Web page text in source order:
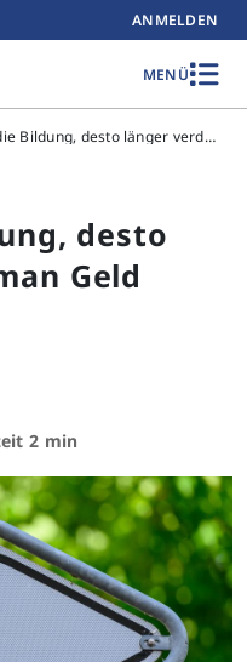
ANMELDEN
MENÜ
Je höher die Bildung, desto länger verdient man Geld
desto
Geld
2 min